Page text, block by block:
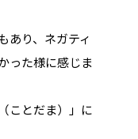
あり、ネガティ
った様に感じま
ことだま）」に